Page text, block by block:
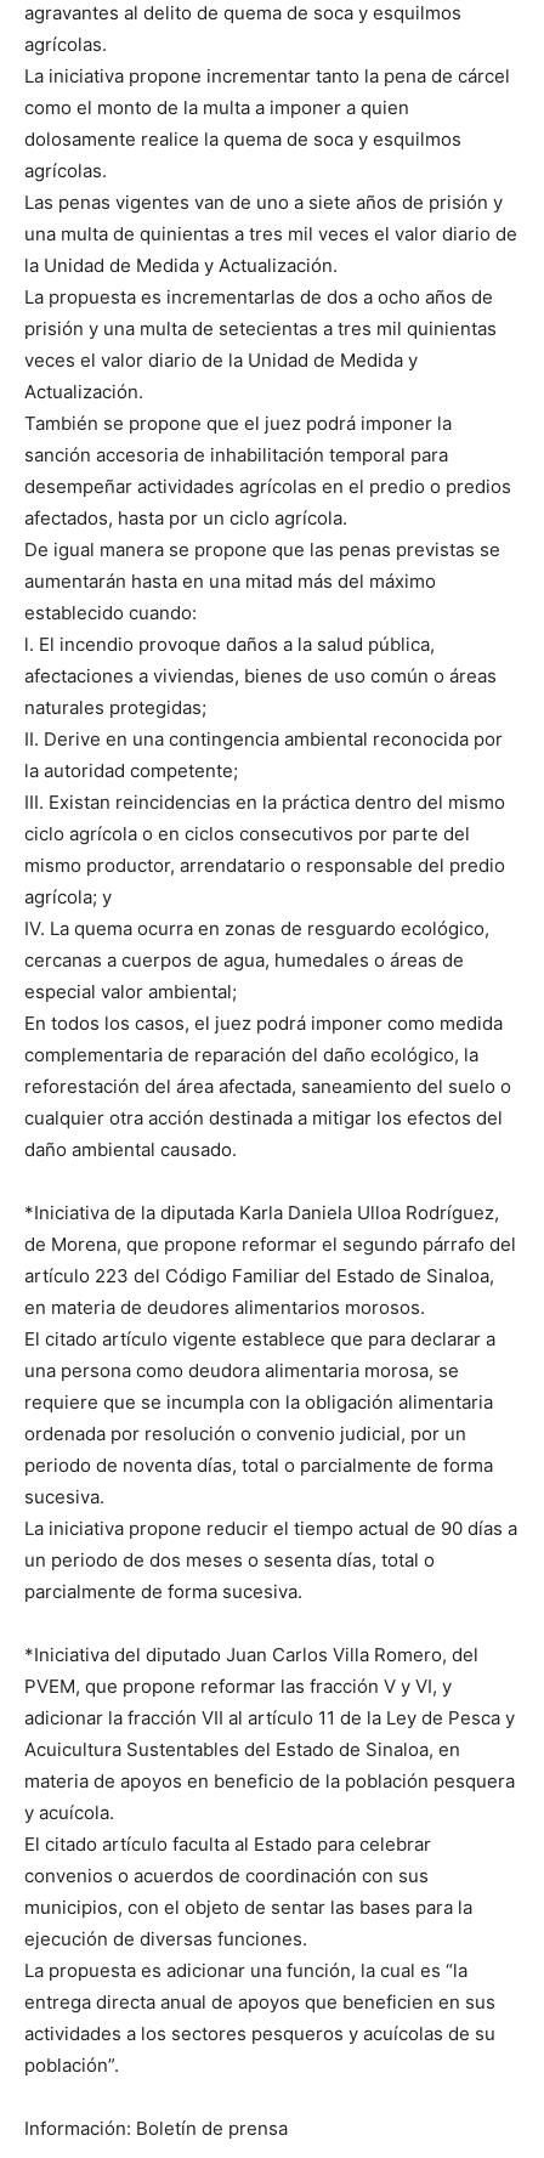
agravantes al delito de quema de soca y esquilmos
agrícolas.
La iniciativa propone incrementar tanto la pena de cárcel
como el monto de la multa a imponer a quien
dolosamente realice la quema de soca y esquilmos
agrícolas.
Las penas vigentes van de uno a siete años de prisión y
una multa de quinientas a tres mil veces el valor diario de
la Unidad de Medida y Actualización.
La propuesta es incrementarlas de dos a ocho años de
prisión y una multa de setecientas a tres mil quinientas
veces el valor diario de la Unidad de Medida y
Actualización.
También se propone que el juez podrá imponer la
sanción accesoria de inhabilitación temporal para
desempeñar actividades agrícolas en el predio o predios
afectados, hasta por un ciclo agrícola.
De igual manera se propone que las penas previstas se
aumentarán hasta en una mitad más del máximo
establecido cuando:
l. El incendio provoque daños a la salud pública,
afectaciones a viviendas, bienes de uso común o áreas
naturales protegidas;
II. Derive en una contingencia ambiental reconocida por
la autoridad competente;
III. Existan reincidencias en la práctica dentro del mismo
ciclo agrícola o en ciclos consecutivos por parte del
mismo productor, arrendatario o responsable del predio
agrícola; y
IV. La quema ocurra en zonas de resguardo ecológico,
cercanas a cuerpos de agua, humedales o áreas de
especial valor ambiental;
En todos los casos, el juez podrá imponer como medida
complementaria de reparación del daño ecológico, la
reforestación del área afectada, saneamiento del suelo o
cualquier otra acción destinada a mitigar los efectos del
daño ambiental causado.
*Iniciativa de la diputada Karla Daniela Ulloa Rodríguez,
de Morena, que propone reformar el segundo párrafo del
artículo 223 del Código Familiar del Estado de Sinaloa,
en materia de deudores alimentarios morosos.
El citado artículo vigente establece que para declarar a
una persona como deudora alimentaria morosa, se
requiere que se incumpla con la obligación alimentaria
ordenada por resolución o convenio judicial, por un
periodo de noventa días, total o parcialmente de forma
sucesiva.
La iniciativa propone reducir el tiempo actual de 90 días a
un periodo de dos meses o sesenta días, total o
parcialmente de forma sucesiva.
*Iniciativa del diputado Juan Carlos Villa Romero, del
PVEM, que propone reformar las fracción V y VI, y
adicionar la fracción VII al artículo 11 de la Ley de Pesca y
Acuicultura Sustentables del Estado de Sinaloa, en
materia de apoyos en beneficio de la población pesquera
y acuícola.
El citado artículo faculta al Estado para celebrar
convenios o acuerdos de coordinación con sus
municipios, con el objeto de sentar las bases para la
ejecución de diversas funciones.
La propuesta es adicionar una función, la cual es “la
entrega directa anual de apoyos que beneficien en sus
actividades a los sectores pesqueros y acuícolas de su
población”.
Información: Boletín de prensa